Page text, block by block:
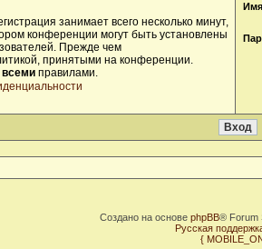
занимает всего несколько минут,
конференции могут быть установлены
Прежде чем
принятыми на конференции.
всеми правилами.
Создано на основе phpBB® Forum
Русская
{